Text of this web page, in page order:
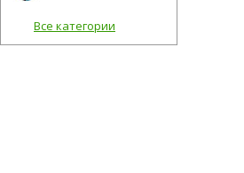
Все категории